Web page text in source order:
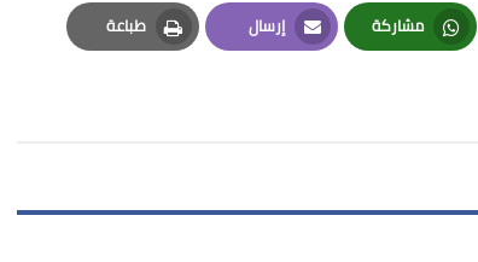
مشاركة
Whatsapp
إرسال
Email
طباعة
Print